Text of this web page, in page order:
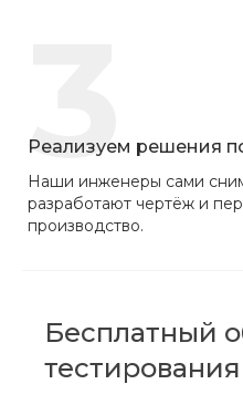
3
Реализуем решения
Наши инженеры сами
разработают чертёж и
производство.
Бесплатный
тестирования